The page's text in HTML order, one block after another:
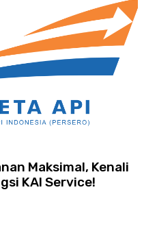
Maksimal, Kenali
KAI Service!